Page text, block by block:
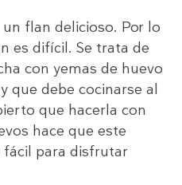
flan delicioso. Por lo
es difícil. Se trata de
con yemas de huevo
que debe cocinarse al
que hacerla con
hace que este
fácil para disfrutar